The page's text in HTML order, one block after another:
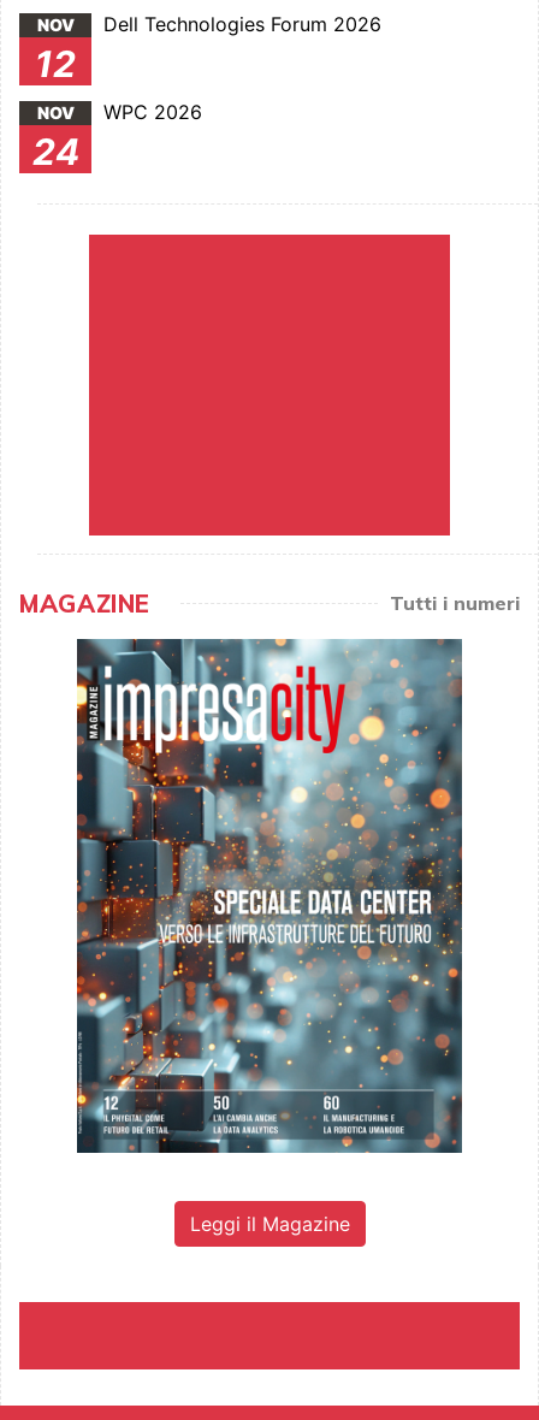
NOV
12
Dell Technologies Forum 2026
NOV
24
WPC 2026
MAGAZINE Tutti i numeri
Leggi il Magazine